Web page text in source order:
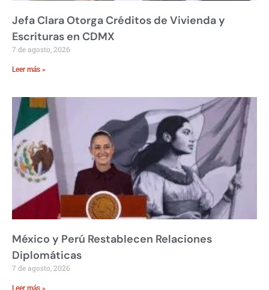
Jefa Clara Otorga Créditos de Vivienda y
Escrituras en CDMX
7 de agosto, 2026
Leer más »
México y Perú Restablecen Relaciones
Diplomáticas
7 de agosto, 2026
Leer más »